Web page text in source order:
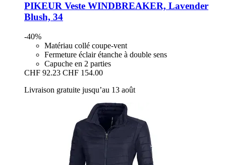
PIKEUR Veste WINDBREAKER, Lavender
Blush, 34
-40%
Matériau collé coupe-vent
Fermeture éclair étanche à double sens
Capuche en 2 parties
CHF 92.23 CHF 154.00
Livraison gratuite jusqu’au 13 août